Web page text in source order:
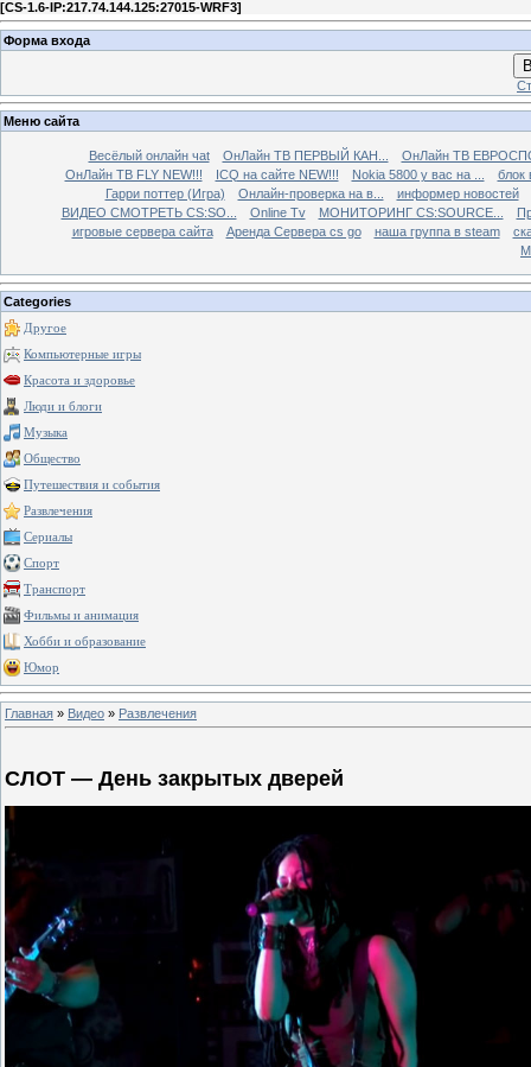
[CS-1.6-IP:217.74.144.125:27015-WRF3]
Форма входа
Меню сайта
Весёлый онлайн чаt ОнЛайн ТВ ПЕРВЫЙ КАН...
ОнЛайн ТВ
ОнЛайн ТВ FLY NEW!!!
ICQ на сайте NEW!!! Nokia 5800 у вас на ...
блок
Гарри поттер (Игра)
Онлайн-проверка на в...
информер новостей
ВИДЕО СМОТРЕТЬ CS:SO...
Online Tv МОНИТОРИНГ CS:SOURCE...
игровые сервера сайта
Аренда Сервера cs go наша группа в steam
Categories
Другое
Компьютерные игры
Красота и здоровье
Люди и блоги
Музыка
Общество
Путешествия и события
Развлечения
Сериалы
Спорт
Транспорт
Фильмы и анимация
Хобби и образование
Юмор
Главная » Видео » Развлечения
СЛОТ — День закрытых дверей